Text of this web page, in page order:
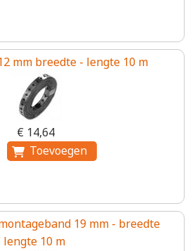
mm breedte - lengte 10 m
€ 14,64
19 mm - breedte
lengte 10 m